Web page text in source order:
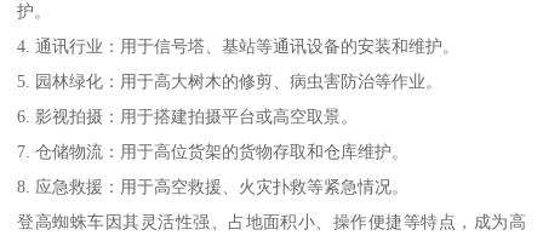
护。
4. 通讯行业：用于信号塔、基站等通讯设备的安装和维护。
5. 园林绿化：用于高大树木的修剪、病虫害防治等作业。
6. 影视拍摄：用于搭建拍摄平台或高空取景。
7. 仓储物流：用于高位货架的货物存取和仓库维护。
8. 应急救援：用于高空救援、火灾扑救等紧急情况。
登高蜘蛛车因其灵活性强、占地面积小、操作便捷等特点，成为高